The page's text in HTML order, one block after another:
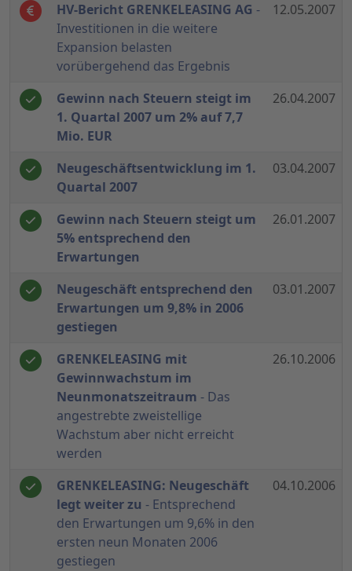
HV-Bericht GRENKELEASING AG -
Investitionen in die weitere
Expansion belasten
vorübergehend das Ergebnis
12.05.2007
Gewinn nach Steuern steigt im
1. Quartal 2007 um 2% auf 7,7
Mio. EUR
26.04.2007
Neugeschäftsentwicklung im 1.
Quartal 2007
03.04.2007
Gewinn nach Steuern steigt um
5% entsprechend den
Erwartungen
26.01.2007
Neugeschäft entsprechend den
Erwartungen um 9,8% in 2006
gestiegen
03.01.2007
GRENKELEASING mit
Gewinnwachstum im
Neunmonatszeitraum - Das
angestrebte zweistellige
Wachstum aber nicht erreicht
werden
26.10.2006
GRENKELEASING: Neugeschäft
legt weiter zu - Entsprechend
den Erwartungen um 9,6% in den
ersten neun Monaten 2006
gestiegen
04.10.2006